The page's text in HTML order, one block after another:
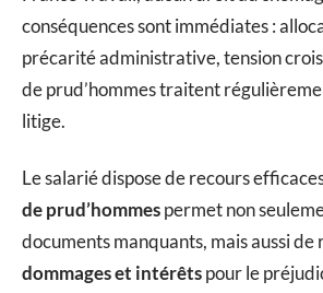
conséquences sont immédiates :
précarité administrative, tension
de prud’hommes traitent
litige.
Le salarié dispose de recours
de prud’hommespermet non
documents manquants, mais aussi de
dommages et intérêtspour le